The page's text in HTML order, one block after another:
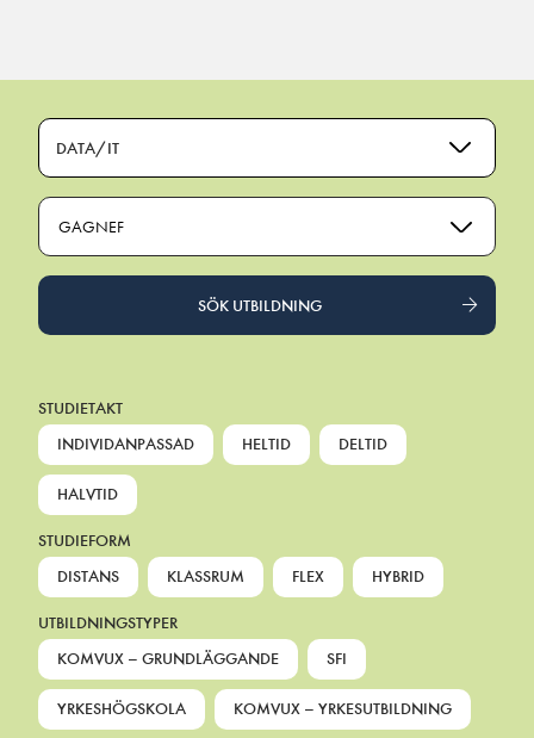
DATA/IT
GAGNEF
SÖK UTBILDNING
STUDIETAKT
INDIVIDANPASSAD
HELTID DELTID
HALVTID
STUDIEFORM
DISTANS
KLASSRUM FLEX HYBRID
UTBILDNINGSTYPER
KOMVUX – GRUNDLÄGGANDE
SFI
YRKESHÖGSKOLA KOMVUX – YRKESUTBILDNING